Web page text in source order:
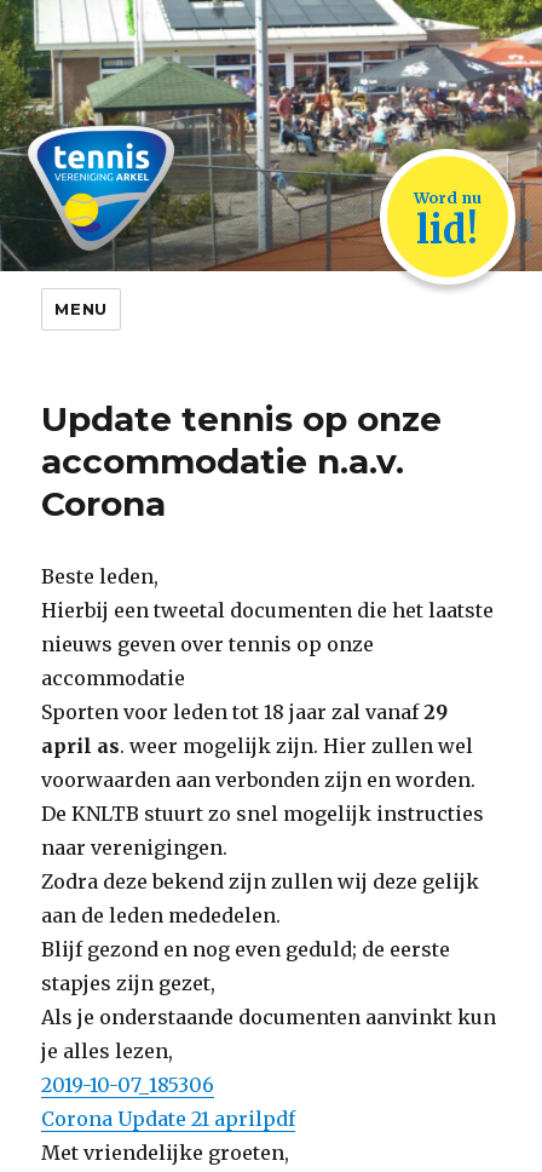
TVA Arkel
Word nu
lid!
MENU
Update tennis op onze
accommodatie n.a.v.
Corona
Beste leden,
Hierbij een tweetal documenten die het laatste
nieuws geven over tennis op onze
accommodatie
Sporten voor leden tot 18 jaar zal vanaf29
april as. weer mogelijk zijn. Hier zullen wel
voorwaarden aan verbonden zijn en worden.
De KNLTB stuurt zo snel mogelijk instructies
naar verenigingen.
Zodra deze bekend zijn zullen wij deze gelijk
aan de leden mededelen.
Blijf gezond en nog even geduld; de eerste
stapjes zijn gezet,
Als je onderstaande documenten aanvinkt kun
je alles lezen,
2019-10-07_185306
Corona Update 21 aprilpdf
Met vriendelijke groeten,